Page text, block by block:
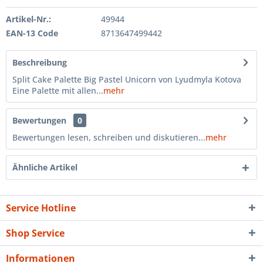
Artikel-Nr.:
49944
EAN-13 Code
8713647499442
Beschreibung
Split Cake Palette Big Pastel Unicorn von Lyudmyla Kotova
Eine Palette mit allen...mehr
Bewertungen
0
Bewertungen lesen, schreiben und diskutieren...mehr
Ähnliche Artikel
Service Hotline
Shop Service
Informationen